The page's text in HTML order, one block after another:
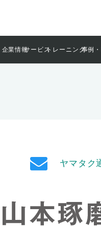
企業情報サービストレーニング事例
ヤマタク